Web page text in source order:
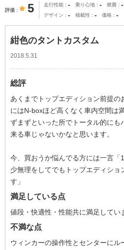
評価 5 走行性能 - 乗り心地 - 燃費 -
デザイン - 積載性 - 価格 -
紺色のタントカスタム
2018.5.31
総評
あくまでトップエディション前提の
にはN-boxほど高くなく車内空間は
ずまずといった所でトータル的にも
来る車じゃないかなと思います。
今、買おうか悩んでる方には一言「
少無理をしてでもトップエディショ
す」
満足している点
値段・快適性・性能共に満足してい
不満な点
ウィンカーの操作性とセンターにル